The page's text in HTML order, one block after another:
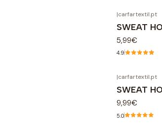
|carfartextil.pt
SWEAT
5,99€
4.9
|carfartextil.pt
SWEAT
9,99€
5.0